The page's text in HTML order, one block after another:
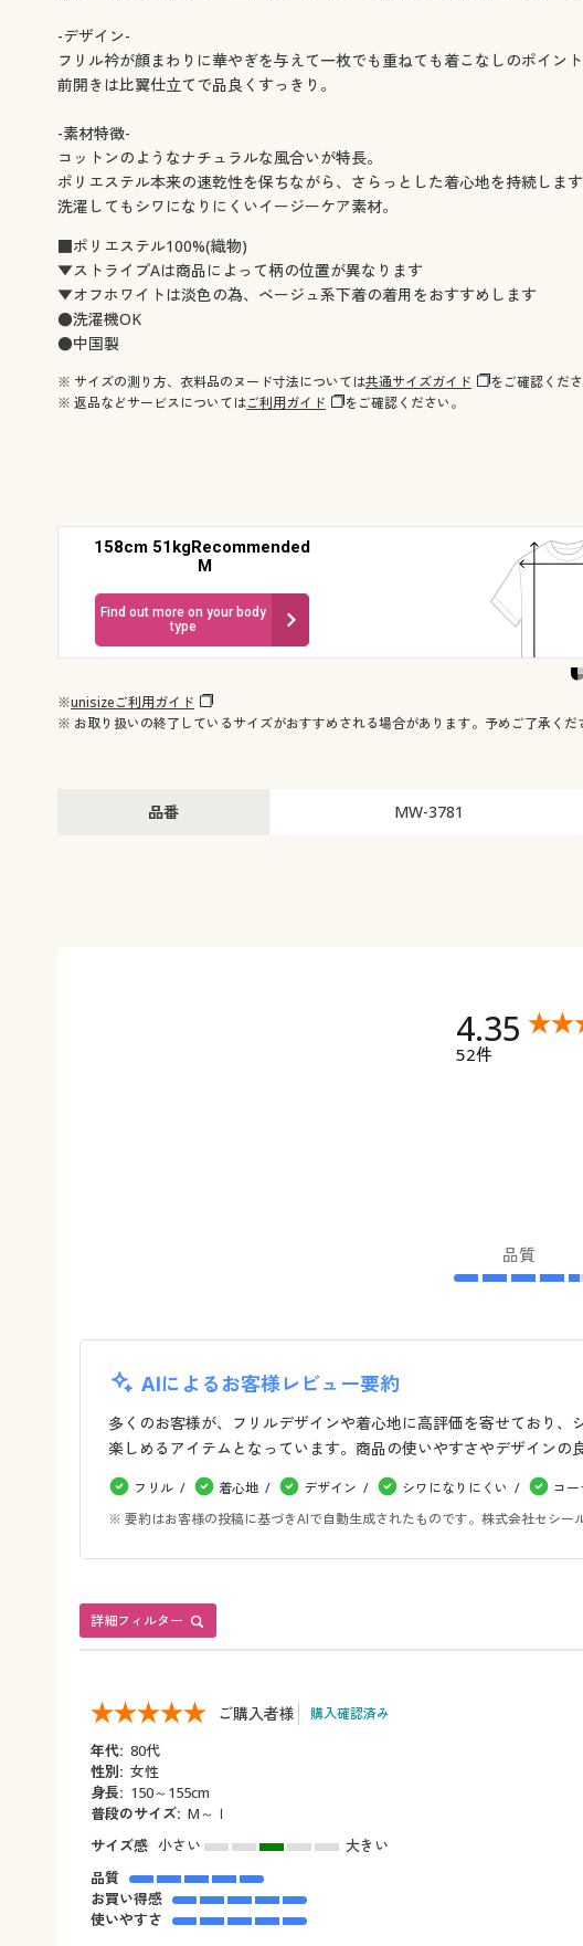
-デザイン-
フリル衿が顔まわりに華やぎを与えて一枚でも重ねても着こなしのポイント
前開きは比翼仕立てで品良くすっきり。
-素材特徴-
コットンのようなナチュラルな風合いが特長。
ポリエステル本来の速乾性を保ちながら、さらっとした着心地を持続します
洗濯してもシワになりにくいイージーケア素材。
■ポリエステル100%(織物)
▼ストライプAは商品によって柄の位置が異なります
▼オフホワイトは淡色の為、ベージュ系下着の着用をおすすめします
●洗濯機OK
●中国製
※ サイズの測り方、衣料品のヌード寸法については共通サイズガイド
をご確認くださ
※ 返品などサービスについてはご利用ガイド をご確認ください。
158cm 51kgRecommended
M
Find out more on your body
type
※unisizeご利用ガイド
※ お取り扱いの終了しているサイズがおすすめされる場合があります。予めご了承くだ
品番 MW-3781
4.35
52件
品質
AIによるお客様レビュー要約
多くのお客様が、フリルデザインや着心地に高評価を寄せており
楽しめるアイテムとなっています。商品の使いやすさやデザインの
フリル 着心地 デザイン シワになりにくい
コ
※ 要約はお客様の投稿に基づきAIで自動生成されたものです。株式会社セシー
詳細フィルター
ご購入者様 購入確認済み
年代: 80代
性別: 女性
身長: 150～155cm
普段のサイズ: M～ｌ
サイズ感 小さい
大きい
品質
お買い得感
使いやすさ